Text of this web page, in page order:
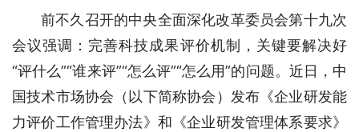
前不久召开的中央全面深化改革委员会第十九次
会议强调：完善科技成果评价机制，关键要解决好
“评什么”“谁来评”“怎么评”“怎么用”的问题。近日，中
国技术市场协会（以下简称协会）发布《企业研发能
力评价工作管理办法》和《企业研发管理体系要求》